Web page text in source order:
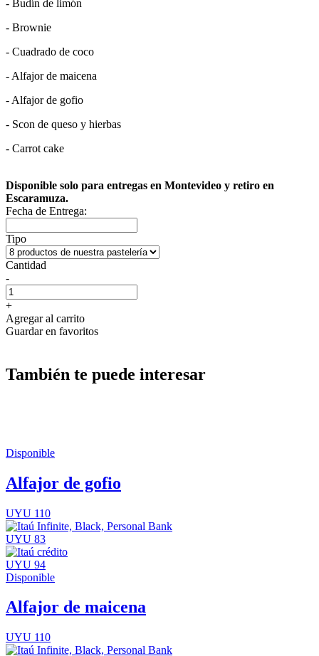
- Budín de limón
- Brownie
- Cuadrado de coco
- Alfajor de maicena
- Alfajor de gofio
- Scon de queso y hierbas
- Carrot cake
Disponible solo para entregas en Montevideo y retiro en
Escaramuza.
Fecha de Entrega:
Tipo
Cantidad
-
+
Agregar al carrito
Guardar en favoritos
También te puede interesar
Disponible
Alfajor de gofio
UYU 110
UYU 83
UYU 94
Disponible
Alfajor de maicena
UYU 110